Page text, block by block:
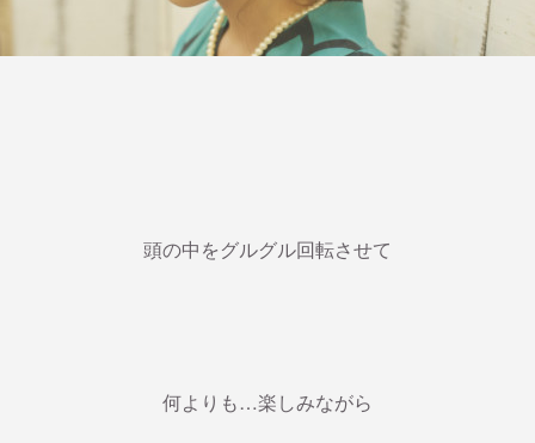
頭の中をグルグル回転させて
何よりも…楽しみながら